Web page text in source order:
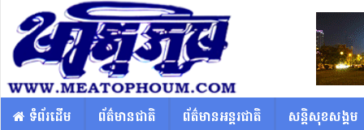
​​ ទំព័រដើម ព័ត៌មានជាតិ ព័ត៌មានអន្តរជាតិ សន្តិសុខសង្គម